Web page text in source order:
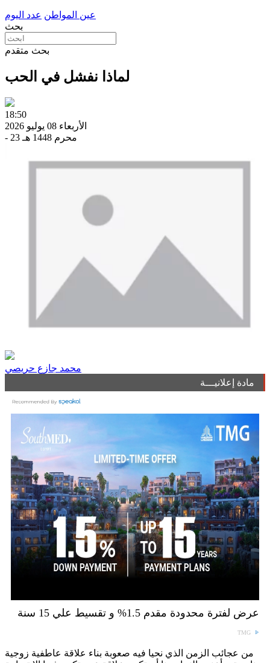
عين المواطن عدد اليوم
بحث
بحث متقدم
لماذا نفشل في الحب
18:50
الأربعاء 08 يوليو 2026
- 23 محرم 1448 هـ
محمد جازع حريصي
مادة إعلانيـــة
عرض لفترة محدودة مقدم 1.5% و تقسيط علي 15 سنة
TMG
من عجائب الزمن الذي نحيا فيه صعوبة بناء علاقة عاطفية زوجية